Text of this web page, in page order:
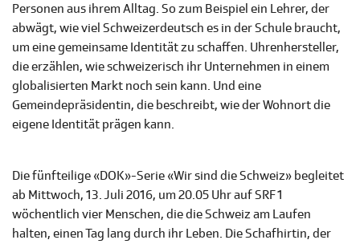
Personen aus ihrem Alltag. So zum Beispiel ein Lehrer, der
abwägt, wie viel Schweizerdeutsch es in der Schule braucht,
um eine gemeinsame Identität zu schaffen. Uhrenhersteller,
die erzählen, wie schweizerisch ihr Unternehmen in einem
globalisierten Markt noch sein kann. Und eine
Gemeindepräsidentin, die beschreibt, wie der Wohnort die
eigene Identität prägen kann.
Die fünfteilige «DOK»-Serie «Wir sind die Schweiz» begleitet
ab Mittwoch, 13. Juli 2016, um 20.05 Uhr auf SRF 1
wöchentlich vier Menschen, die die Schweiz am Laufen
halten, einen Tag lang durch ihr Leben. Die Schafhirtin, der